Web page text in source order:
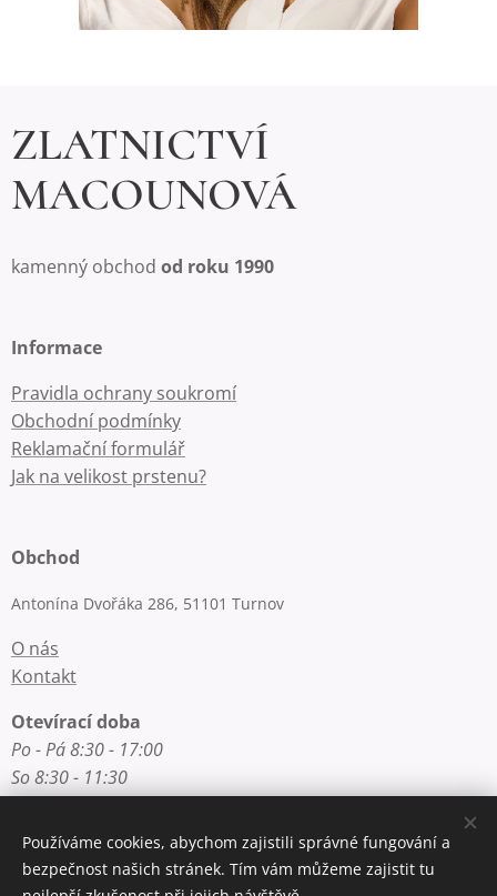
ZLATNICTVÍ
MACOUNOVÁ
kamenný obchod od roku 1990
Informace
Pravidla ochrany soukromí
Obchodní podmínky
Reklamační formulář
Jak na velikost prstenu?
Obchod
Antonína Dvořáka 286, 51101 Turnov
O nás
Kontakt
Otevírací doba
Po - Pá 8:30 - 17:00
So 8:30 - 11:30
Rychlý kontakt
Používáme cookies, abychom zajistili správné fungování a
bezpečnost našich stránek. Tím vám můžeme zajistit tu